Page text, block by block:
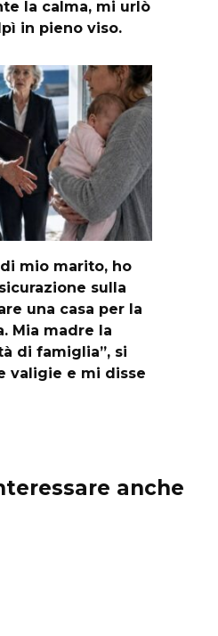
la calma, mi urlò
in pieno viso.
mio marito, ho
sulla
una casa per la
Mia madre la
di famiglia”, si
valigie e mi disse
anche